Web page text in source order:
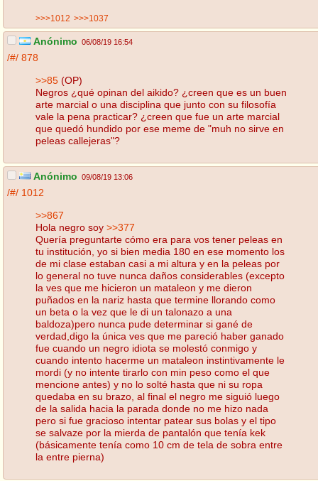
>>>1012 >>>1037
Anónimo 06/08/19 16:54
/#/ 878
>>85 (OP)
Negros ¿qué opinan del aikido? ¿creen que es un buen
arte marcial o una disciplina que junto con su filosofía
vale la pena practicar? ¿creen que fue un arte marcial
que quedó hundido por ese meme de "muh no sirve en
peleas callejeras"?
Anónimo 09/08/19 13:06
/#/ 1012
>>867
Hola negro soy >>377
Quería preguntarte cómo era para vos tener peleas en
tu institución, yo si bien media 180 en ese momento los
de mi clase estaban casi a mi altura y en la peleas por
lo general no tuve nunca daños considerables (excepto
la ves que me hicieron un mataleon y me dieron
puñados en la nariz hasta que termine llorando como
un beta o la vez que le di un talonazo a una
baldoza)pero nunca pude determinar si gané de
verdad,digo la única ves que me pareció haber ganado
fue cuando un negro idiota se molestó conmigo y
cuando intento hacerme un mataleon instintivamente le
mordi (y no intente tirarlo con min peso como el que
mencione antes) y no lo solté hasta que ni su ropa
quedaba en su brazo, al final el negro me siguió luego
de la salida hacia la parada donde no me hizo nada
pero si fue gracioso intentar patear sus bolas y el tipo
se salvaze por la mierda de pantalón que tenía kek
(básicamente tenía como 10 cm de tela de sobra entre
la entre pierna)